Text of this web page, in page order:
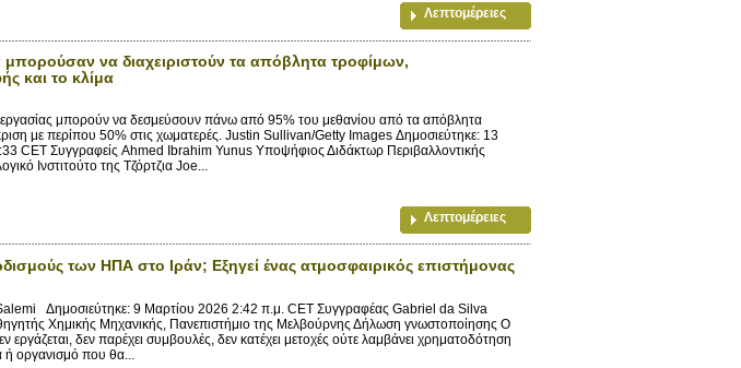
Λεπτομέρειες
να διαχειριστούν τα απόβλητα τροφίμων,
και το κλίμα
μπορούν να δεσμεύσουν πάνω από 95% του μεθανίου από τα απόβλητα
με περίπου 50% στις χωματερές. Justin Sullivan/Getty Images Δημοσιεύτηκε: 13
CET Συγγραφείς Ahmed Ibrahim Yunus Υποψήφιος Διδάκτωρ Περιβαλλοντικής
Ινστιτούτο της Τζόρτζια Joe...
Λεπτομέρειες
των ΗΠΑ στο Ιράν; Εξηγεί ένας ατμοσφαιρικός επιστήμονας
Δημοσιεύτηκε: 9 Μαρτίου 2026 2:42 π.μ. CET Συγγραφέας Gabriel da Silva
Χημικής Μηχανικής, Πανεπιστήμιο της Μελβούρνης Δήλωση γνωστοποίησης Ο
δεν παρέχει συμβουλές, δεν κατέχει μετοχές ούτε λαμβάνει χρηματοδότηση
ή οργανισμό που θα...